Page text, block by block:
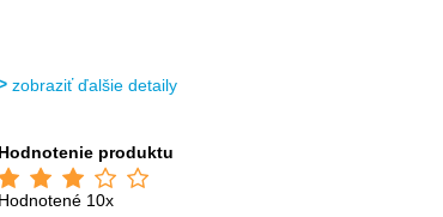
zobraziť ďalšie detaily
Hodnotenie produktu
Hodnotené 10x